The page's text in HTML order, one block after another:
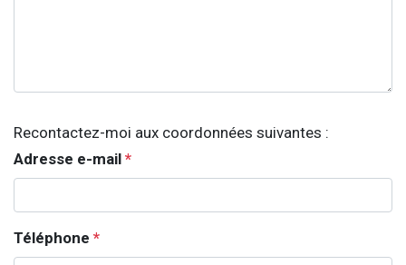
Recontactez-moi aux coordonnées suivantes :
Adresse e-mail *
Téléphone *